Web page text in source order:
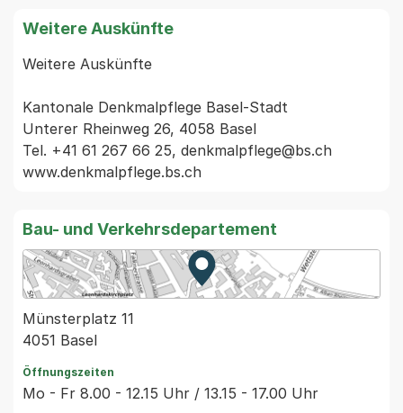
Weitere Auskünfte
Weitere Auskünfte
Kantonale Denkmalpflege Basel-Stadt
Unterer Rheinweg 26, 4058 Basel
Tel. +41 61 267 66 25, denkmalpflege@bs.ch
Bau- und Verkehrsdepartement
Zur Karte von MapBS.
Externer Link, wird in einem
Münsterplatz 11
4051 Basel
Öffnungszeiten
Mo - Fr 8.00 - 12.15 Uhr / 13.15 - 17.00 Uhr